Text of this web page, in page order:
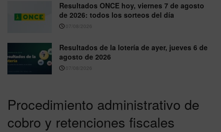
Resultados ONCE hoy, viernes 7 de agosto
de 2026: todos los sorteos del día
07/08/2026
Resultados de la lotería de ayer, jueves 6 de
agosto de 2026
07/08/2026
Procedimiento administrativo de
cobro y retenciones fiscales